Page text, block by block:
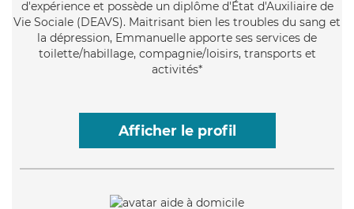
d'expérience et possède un diplôme d'État d'Auxiliaire de
Vie Sociale (DEAVS). Maitrisant bien les troubles du sang et
la dépression, Emmanuelle apporte ses services de
toilette/habillage, compagnie/loisirs, transports et
activités*
Afficher le profil